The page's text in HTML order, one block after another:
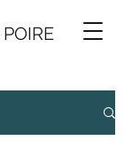
POIRE